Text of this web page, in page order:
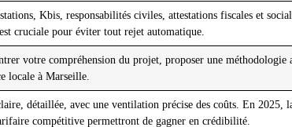
Kbis, responsabilités civiles, attestations fiscales et
cruciale pour éviter tout rejet automatique.
votre compréhension du projet, proposer une méthodologie
locale à Marseille.
détaillée, avec une ventilation précise des coûts. En 2025,
compétitive permettront de gagner en crédibilité.